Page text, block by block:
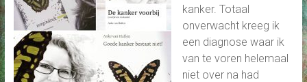
kanker. Totaal
onverwacht kreeg ik
een diagnose waar ik
van te voren helemaal
niet over na had